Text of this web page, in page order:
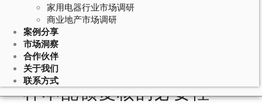
家用电器行业市场调研
商业地产市场调研
案例分享
市场洞察
合作伙伴
关于我们
联系方式
受访者质量控制的配额复核标准：样
本配额与目标人群吻合度的二次核查
样本配额复核的必要性